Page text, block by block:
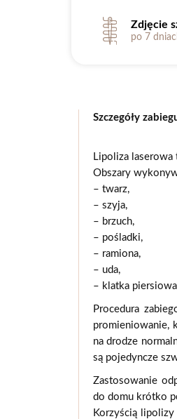
Zdjęcie
po 7
Szczegóły
Lipoliza laserowa
Obszary
– twarz,
– szyja,
– brzuch,
– pośladki,
– ramiona,
– uda,
– klatka
Procedura
promieniowanie,
na drodze
są pojedyncze
Zastosowanie
do domu krótko
Korzyścią